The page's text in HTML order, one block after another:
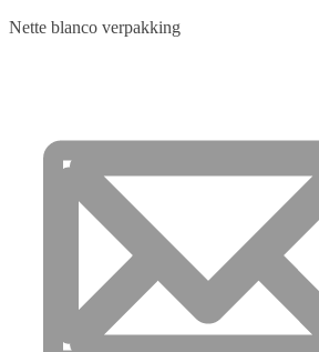
Nette blanco verpakking